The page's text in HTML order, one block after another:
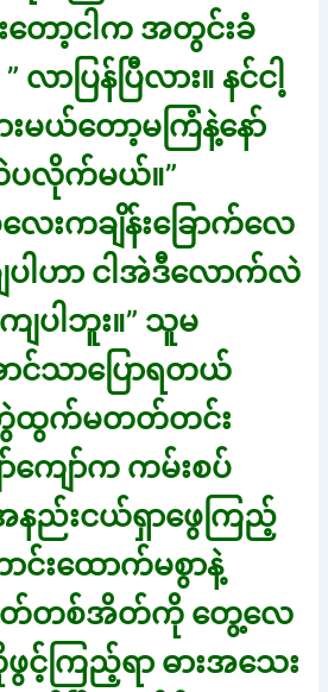
တော့ငါက အတွင်းခံ
ာပြန်ပြီလား။ နင်ငါ့
မယ်တော့မကြံနဲ့နော်
ပလိုက်မယ်။”
းကချိန်းခြောက်လေ
ပါဟာ ငါအဲဒီလောက်လဲ
ပါဘူး။” သူမ
င်သာပြောရတယ်
ထွက်မတတ်တင်း
ကျော်က ကမ်းစပ်
နည်းငယ်ရှာဖွေကြည့်
းထောက်မစွာနဲ့
တ်တစ်အိတ်ကို တွေ့လေ
ကြည့်ရာ ဓားအသေး